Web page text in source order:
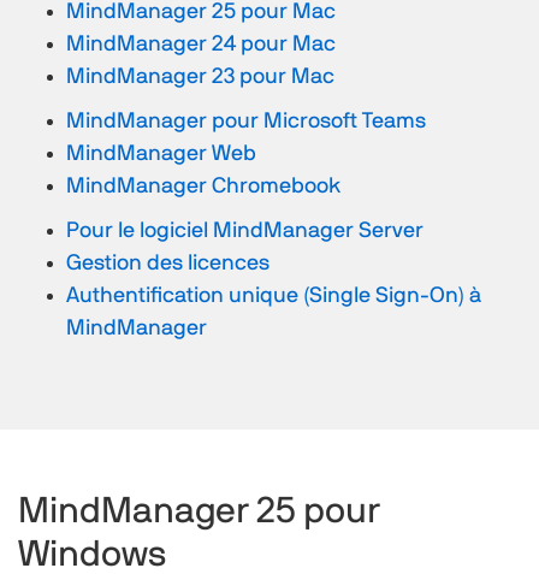
MindManager 25 pour Mac
MindManager 24 pour Mac
MindManager 23 pour Mac
MindManager pour Microsoft Teams
MindManager Web
MindManager Chromebook
Pour le logiciel MindManager Server
Gestion des licences
Authentification unique (Single Sign-On) à
MindManager
MindManager 25 pour
Windows